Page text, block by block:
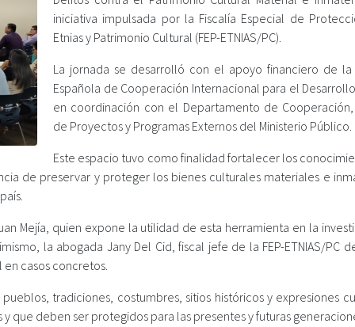
iniciativa impulsada por la Fiscalía Especial de
Etnias y Patrimonio Cultural (FEP-ETNIAS/PC).
La jornada se desarrolló con el apoyo financiero de la
Española de Cooperación Internacional para el Desarrollo
en coordinación con el Departamento de
de Proyectos y Programas Externos del Ministerio Público.
Este espacio tuvo como finalidad fortalecer los
de preservar y proteger los bienes culturales materiales e
Mejía, quien expone la utilidad de esta herramienta en la
la abogada Jany Del Cid, fiscal jefe de la FEP-ETNIAS/PC
casos concretos.
tradiciones, costumbres, sitios históricos y expresiones
que deben ser protegidos para las presentes y futuras